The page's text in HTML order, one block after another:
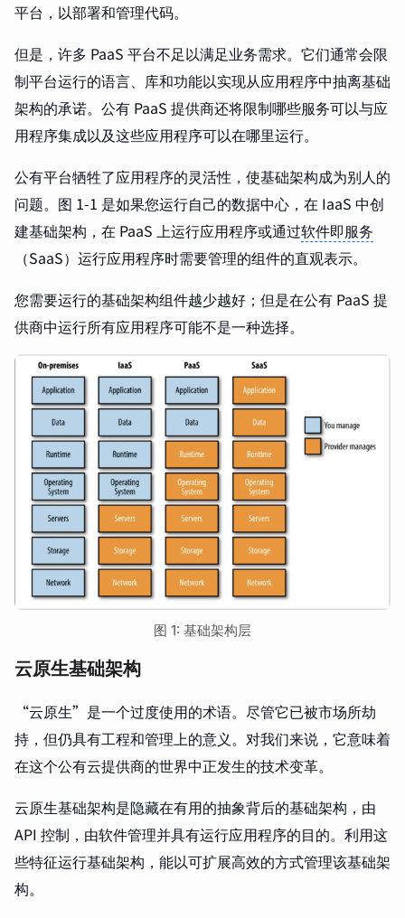
平台，以部署和管理代码。
但是，许多 PaaS 平台不足以满足业务需求。它们通常会限
制平台运行的语言、库和功能以实现从应用程序中抽离基础
架构的承诺。公有 PaaS 提供商还将限制哪些服务可以与应
用程序集成以及这些应用程序可以在哪里运行。
公有平台牺牲了应用程序的灵活性，使基础架构成为别人的
问题。图 1-1 是如果您运行自己的数据中心，在 IaaS 中创
建基础架构，在 PaaS 上运行应用程序或通过软件即服务
（SaaS）运行应用程序时需要管理的组件的直观表示。
您需要运行的基础架构组件越少越好；但是在公有 PaaS 提
供商中运行所有应用程序可能不是一种选择。
图 1: 基础架构层
云原生基础架构
“云原生”是一个过度使用的术语。尽管它已被市场所劫
持，但仍具有工程和管理上的意义。对我们来说，它意味着
在这个公有云提供商的世界中正发生的技术变革。
云原生基础架构是隐藏在有用的抽象背后的基础架构，由
API 控制，由软件管理并具有运行应用程序的目的。利用这
些特征运行基础架构，能以可扩展高效的方式管理该基础架
构。